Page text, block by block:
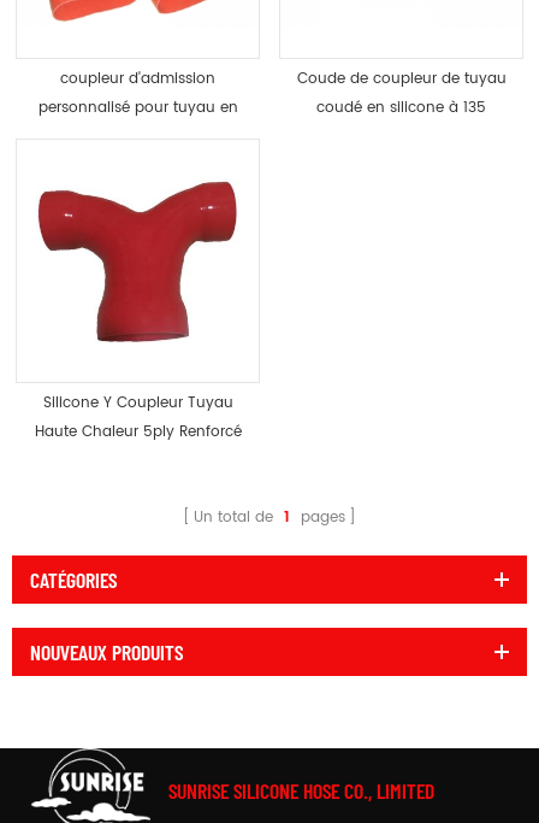
coupleur d'admission
personnalisé pour tuyau en
silicone ovale
Coude de coupleur de tuyau
coudé en silicone à 135
Silicone Y Coupleur Tuyau
Haute Chaleur 5ply Renforcé
Un total de 1 pages
CATÉGORIES
NOUVEAUX PRODUITS
SUNRISE SILICONE HOSE CO., LIMITED